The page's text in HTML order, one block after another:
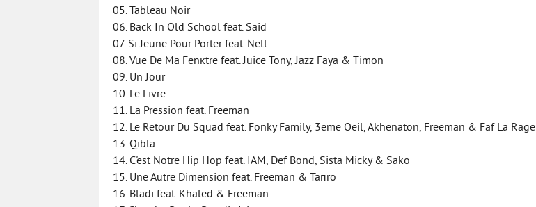
05. Tableau Noir
06. Back In Old School feat. Said
07. Si Jeune Pour Porter feat. Nell
08. Vue De Ma Fenкtre feat. Juice Tony, Jazz Faya & Timon
09. Un Jour
10. Le Livre
11. La Pression feat. Freeman
12. Le Retour Du Squad feat. Fonky Family, 3eme Oeil, Akhenaton, Freeman & Faf La Rage
13. Qibla
14. C'est Notre Hip Hop feat. IAM, Def Bond, Sista Micky & Sako
15. Une Autre Dimension feat. Freeman & Taпro
16. Bladi feat. Khaled & Freeman